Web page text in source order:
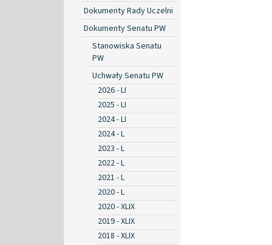
Dokumenty Rady Uczelni
Dokumenty Senatu PW
Stanowiska Senatu
PW
Uchwały Senatu PW
2026 - LI
2025 - LI
2024 - LI
2024 - L
2023 - L
2022 - L
2021 - L
2020 - L
2020 - XLIX
2019 - XLIX
2018 - XLIX